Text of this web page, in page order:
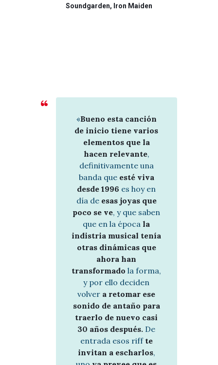
Soundgarden, Iron Maiden
«Bueno esta canción
de inicio tiene varios
elementos que la
hacen relevante,
definitivamente una
banda que esté viva
desde 1996 es hoy en
día de esas joyas que
poco se ve, y que saben
que en la épocala
indistria musical tenía
otras dinámicas que
ahora han
transformado la forma,
y por ello deciden
volver a retomar ese
sonido de antaño para
traerlo de nuevo casi
30 años después. De
entrada esos riff te
invitan a escharlos,